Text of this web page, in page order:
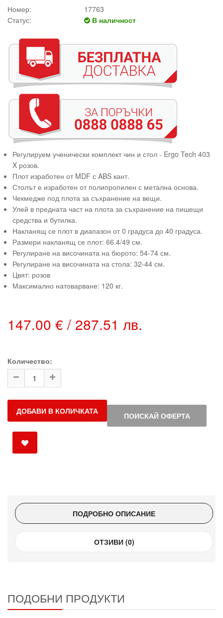
Номер:
17763
Статус:
В наличност
Регулируем ученически комплект чин и стол - Ergo Tech 403
X розов.
Плот изработен от MDF с ABS кант.
Столът е изработен от полипропилен с метална основа.
Чекмедже под плота за съхранение на вещи.
Улей в предната част на плота за съхранение на пишещи
средства и бутилка.
Накланящ се плот в диапазон от 0 градуса до 40 градуса.
Размери накланящ се плот: 66.4/49 см.
Регулиране на височината на бюрото: 54-74 см.
Регулиране на височината на стола: 32-44 см.
Цвят: розов
Максимално натоварване: 120 кг.
147.00 € / 287.51 лв.
Количество:
ДОБАВИ В КОЛИЧКАТА ПОИСКАЙ ОФЕРТА
ПОДРОБНО ОПИСАНИЕ
ОТЗИВИ (0)
ПОДОБНИ ПРОДУКТИ